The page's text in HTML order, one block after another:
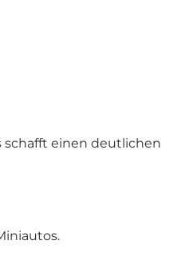
schafft einen deutlichen